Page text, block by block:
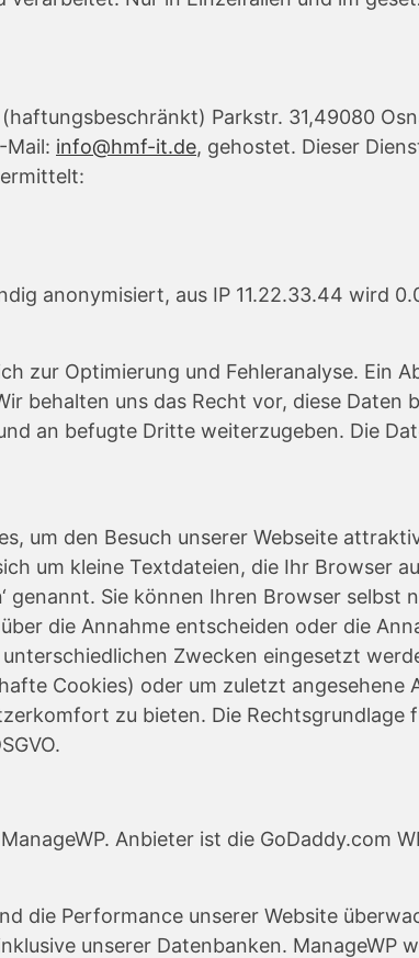
Parkstr. 31,49080
Mail: info@hmf-it.de, gehostet. Dieser
anonymisiert, aus IP 11.22.33.44 wird
zur Optimierung und Fehleranalyse. Ein
behalten uns das Recht vor, diese Daten
an befugte Dritte weiterzugeben. Die
um den Besuch unserer Webseite
um kleine Textdateien, die Ihr Browser
genannt. Sie können Ihren Browser selbst
die Annahme entscheiden oder die
Zwecken eingesetzt
Cookies) oder um zuletzt
zu bieten. Die
Anbieter ist die GoDaddy.com
die Performance unserer Website
unserer Datenbanken. ManageWP